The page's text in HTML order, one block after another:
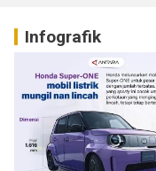
Infografik